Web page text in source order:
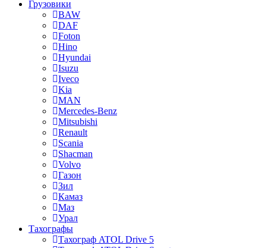
Грузовики
BAW
DAF
Foton
Hino
Hyundai
Isuzu
Iveco
Kia
MAN
Mercedes-Benz
Mitsubishi
Renault
Scania
Shacman
Volvo
Газон
Зил
Камаз
Маз
Урал
Тахографы
Тахограф ATOL Drive 5